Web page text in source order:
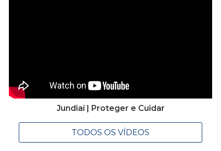
Jundiaí | Proteger e Cuidar
TODOS OS VÍDEOS